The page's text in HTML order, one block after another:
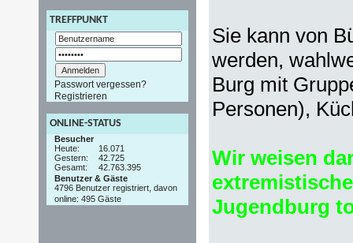
TREFFPUNKT
Passwort vergessen?
Registrieren
ONLINE-STATUS
Besucher
Heute:
16.071
Gestern:
42.725
Gesamt:
42.763.395
Benutzer & Gäste
4796 Benutzer registriert, davon
online: 495 Gäste
Sie kann von
werden,
Burg mit
Personen),
Wir weisen
Jugendburg